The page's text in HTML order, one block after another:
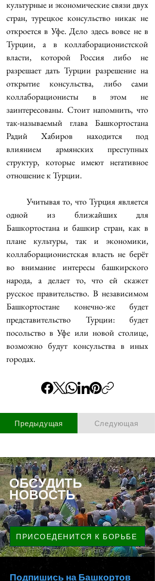
культурные и экономические связи двух
стран, турецкое консульство никак не
откроется в Уфе. Дело здесь вовсе не в
Турции, а в коллаборационистской
власти, которой Россия либо не
разрешает дать Турции разрешение на
открытие консульства, либо сами
коллаборационисты в этом не
заинтересованы. Стоит напомнить, что
так-называемый глава Башкортостана
Радий Хабиров находится под
влиянием армянских преступных
структур, которые имеют негативное
отношение к Турции.
одной из ближайших для
Башкортостана и башкир стран, как в
плане культуры, так и экономики,
коллаборационистская власть не берёт
во внимание интересы башкирского
народа, а делает то, что ей скажет
русское правительство. В независимом
Башкортостане конечно-же будет
представительство Турции: будет
посольство в Уфе или новой столице,
возможно будут консульства в иных
городах.
Следующая
Предыдущая
ПРИСОЕДЕНИТСЯ К БОРЬБЕ
ОБСУДИТЬ
НОВОСТЬ
Подпишись на Башкортов